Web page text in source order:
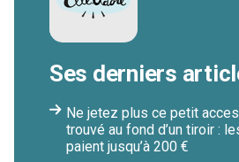
Ses derniers
Ne jetez plus ce petit
trouvé au fond d’un tiroir :
paient jusqu’à 200 €